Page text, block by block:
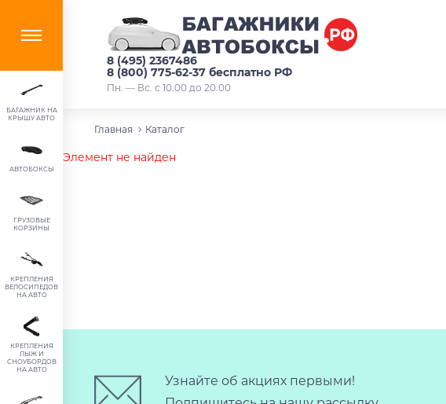
8 (495) 2367486
8 (800) 775-62-37 бесплатно РФ
Пн. — Вс. с 10.00 до 20.00
БАГАЖНИК НА
КРЫШУ АВТО
АВТОБОКСЫ
ГРУЗОВЫЕ
КОРЗИНЫ
КРЕПЛЕНИЯ
ВЕЛОСИПЕДОВ
НА АВТО
КРЕПЛЕНИЯ
ЛЫЖ И
СНОУБОРДОВ
НА АВТО
Главная Каталог
Элемент не найден
Узнайте об акциях первыми!